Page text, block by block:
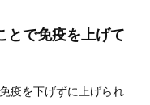
とで免疫を上げて
疫を下げずに上げられ